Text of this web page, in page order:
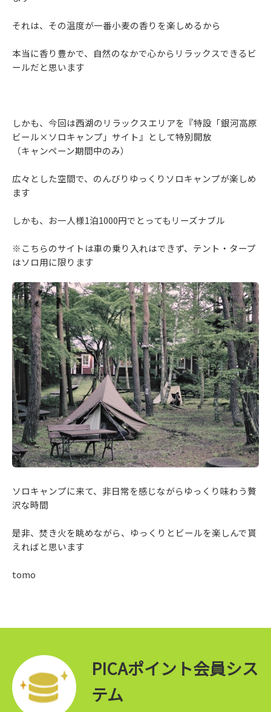
それは、その温度が一番小麦の香りを楽しめるから
本当に香り豊かで、自然のなかで心からリラックスできるビ
ールだと思います
しかも、今回は西湖のリラックスエリアを『特設「銀河高原
ビール×ソロキャンプ」サイト』として特別開放
（キャンペーン期間中のみ）
広々とした空間で、のんびりゆっくりソロキャンプが楽しめ
ます
しかも、お一人様1泊1000円でとってもリーズナブル
※こちらのサイトは車の乗り入れはできず、テント・タープ
はソロ用に限ります
ソロキャンプに来て、非日常を感じながらゆっくり味わう贅
沢な時間
是非、焚き火を眺めながら、ゆっくりとビールを楽しんで貰
えればと思います
tomo
PICAポイント会員シス
テム